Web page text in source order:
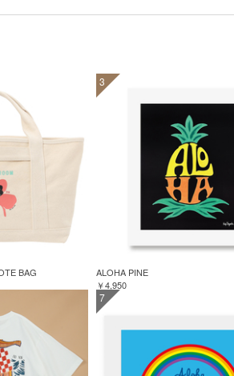
BAG
3
ALOHA PINE
￥4,950
7